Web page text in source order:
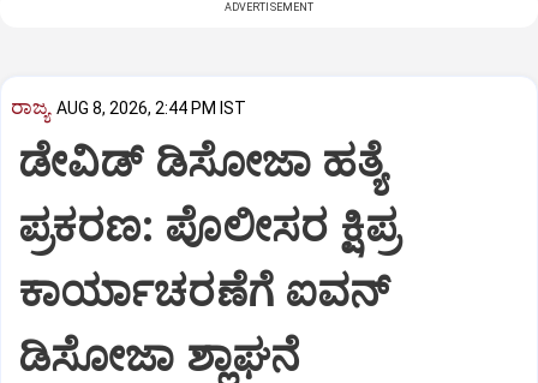
ADVERTISEMENT
ರಾಜ್ಯ AUG 8, 2026, 2:44 PM IST
ಡೇವಿಡ್ ಡಿಸೋಜಾ ಹತ್ಯೆ
ಪ್ರಕರಣ: ಪೊಲೀಸರ ಕ್ಷಿಪ್ರ
ಕಾರ್ಯಾಚರಣೆಗೆ ಐವನ್
ಡಿಸೋಜಾ ಶ್ಲಾಘನೆ